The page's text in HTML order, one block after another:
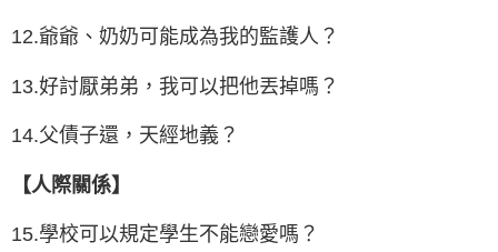
12.爺爺、奶奶可能成為我的監護人？
13.好討厭弟弟，我可以把他丟掉嗎？
14.父債子還，天經地義？
【人際關係】
15.學校可以規定學生不能戀愛嗎？